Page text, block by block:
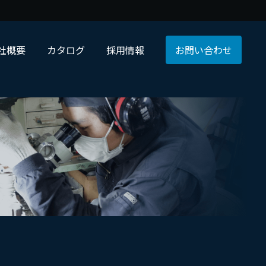
概要 カタログ 採用情報 お問い合わせ